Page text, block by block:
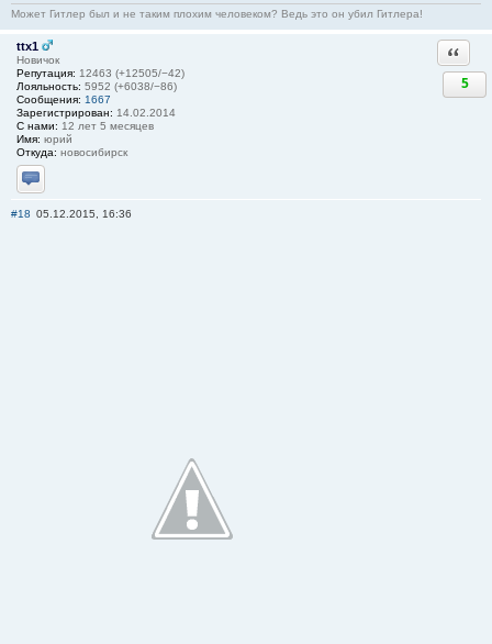
Может Гитлер был и не таким плохим человеком? Ведь это он убил Гитлера!
ttx1
Новичок
Репутация: 12463 (+12505/−42)
Лояльность: 5952 (+6038/−86)
Сообщения: 1667
Зарегистрирован: 14.02.2014
С нами: 12 лет 5 месяцев
Имя: юрий
Откуда: новосибирск
Отправить личное сообщение
5
#18 05.12.2015, 16:36